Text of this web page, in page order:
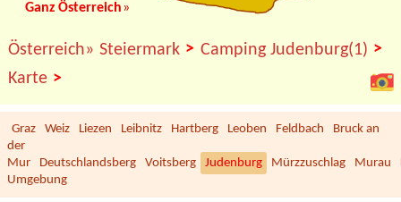
Ganz Österreich»
Österreich» Steiermark > Camping Judenburg(1) >
Karte >
Graz Weiz Liezen Leibnitz Hartberg Leoben Feldbach
Bruck an
der
Mur
Deutschlandsberg Voitsberg Judenburg Mürzzuschlag Murau
Umgebung